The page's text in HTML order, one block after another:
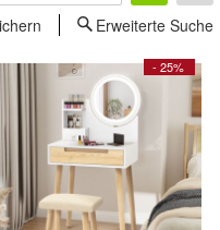
Erweiterte Suche
- 25%